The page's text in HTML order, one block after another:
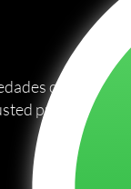
que se
pueda